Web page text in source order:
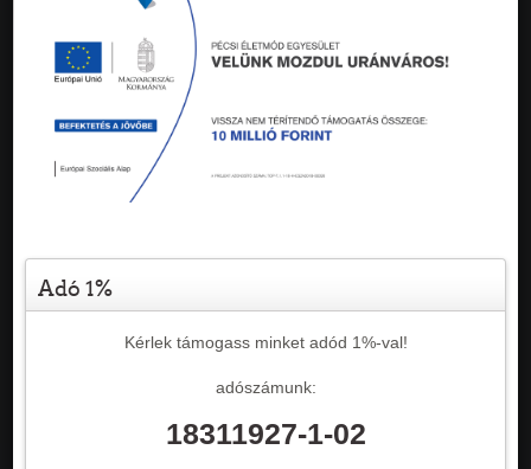
Adó 1%
Kérlek támogass minket adód 1%-val!
adószámunk:
18311927-1-02